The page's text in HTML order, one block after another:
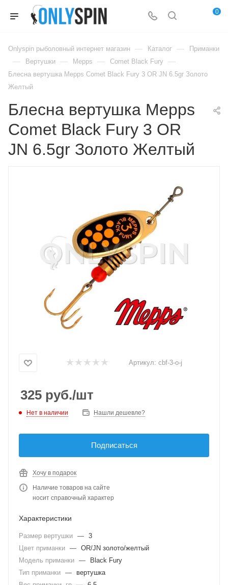
0
Onlyspin рыболовный интернет магазин — Каталог — Приманки
— Вертушки — Mepps — Comet Black Fury —
Блесна вертушка Mepps Comet Black Fury 3 OR JN 6.5gr Золото
Желтый
Блесна вертушка Mepps
Comet Black Fury 3 OR
JN 6.5gr Золото Желтый
Артикул: cbf-3-o-j
325 руб./шт
Нет в наличии Нашли дешевле?
Подписаться
Хочу в подарок
Наличие товаров на сайте
носит справочный характер
Характеристики
Размер вертушки — 3
Цвет приманки — OR/JN золото/желтый
Модель приманки —
Black Fury
Тип приманки —
вертушка